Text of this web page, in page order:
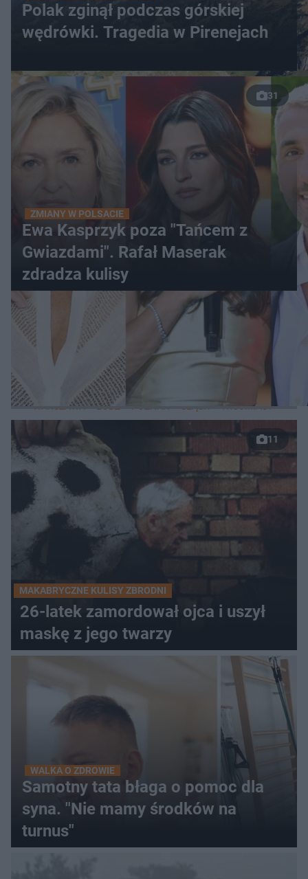
Polak zginął podczas górskiej
wędrówki. Tragedia w Pirenejach
31
ZMIANY W POLSACIE
Ewa Kasprzyk poza "Tańcem z
Gwiazdami". Rafał Maserak
zdradza kulisy
WIĘCEJ
LOKALNE
WARSZAWA ŁÓDŹ TRÓJMIASTO
11
MAKABRYCZNE KULISY ZBRODNI
26-latek zamordował ojca i uszył
maskę z jego twarzy
WALKA O ZDROWIE
Samotny tata błaga o pomoc dla
syna. "Nie mamy środków na
turnus"